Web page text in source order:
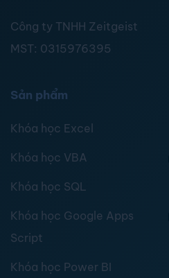
Công ty TNHH Zeitgeist
MST: 0315976395
Sản phẩm
Khóa học Excel
Khóa học VBA
Khóa học SQL
Khóa học Google Apps
Script
Khóa học Power BI